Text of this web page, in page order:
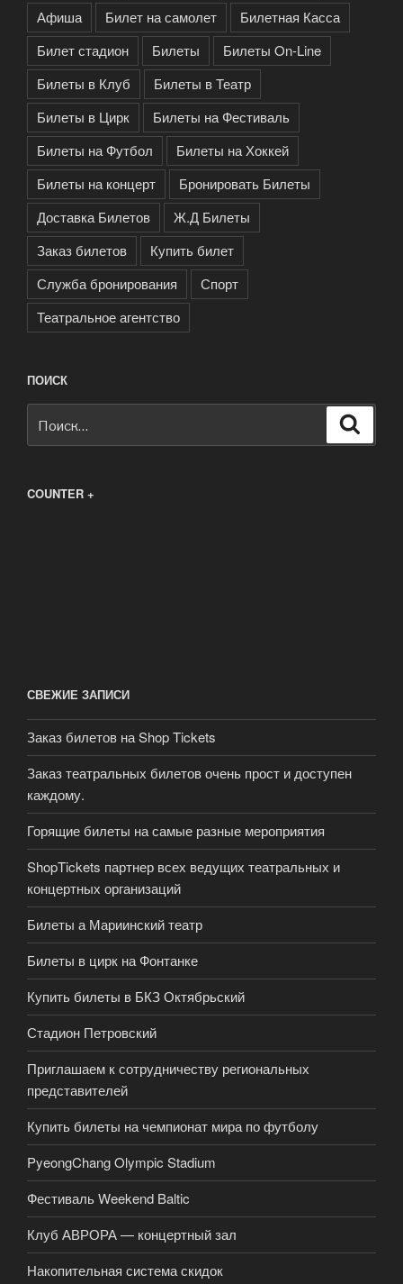
Афиша
Билет на самолет
Билетная Касса
Билет стадион
Билеты
Билеты On-Line
Билеты в Клуб
Билеты в Театр
Билеты в Цирк
Билеты на Фестиваль
Билеты на Футбол
Билеты на Хоккей
Билеты на концерт
Бронировать Билеты
Доставка Билетов
Ж.Д Билеты
Заказ билетов
Купить билет
Служба бронирования
Спорт
Театральное агентство
ПОИСК
COUNTER +
СВЕЖИЕ ЗАПИСИ
Заказ билетов на Shop Tickets
Заказ театральных билетов очень прост и доступен
каждому.
Горящие билеты на самые разные мероприятия
ShopTickets партнер всех ведущих театральных и
концертных организаций
Билеты а Мариинский театр
Билеты в цирк на Фонтанке
Купить билеты в БКЗ Октябрьский
Стадион Петровский
Приглашаем к сотрудничеству региональных
представителей
Купить билеты на чемпионат мира по футболу
PyeongChang Olympic Stadium
Фестиваль Weekend Baltic
Клуб АВРОРА — концертный зал
Накопительная система скидок